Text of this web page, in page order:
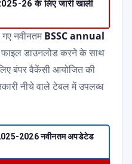
26 के लिए जारी खाली
गए नवीनतमBSSC annual
डाउनलोड करने के साथ
लिए बंपर वैकेंसी आयोजित की
नीचे वाले टेबल में उपलब्ध
2026 नवीनतम अपडेटेड